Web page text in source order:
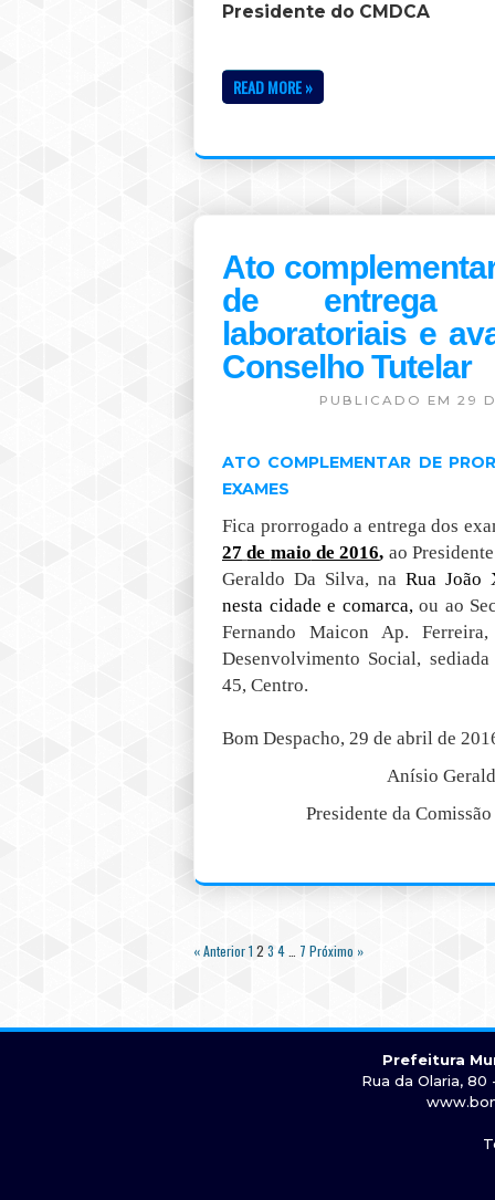
Presidente do CMDCA
READ MORE »
Ato
de entrega
laboratoriais e
Conselho Tutelar
PUBLICADO EM 29
ATO COMPLEMENTAR DE
EXAMES
Fica prorrogado a entrega dos
27 de maio de 2016, ao
Geraldo Da Silva, na Rua João
nesta cidade e comarca,ou ao
Fernando Maicon Ap.
Desenvolvimento Social,
45, Centro.
Bom Despacho, 29 de abril de
Anísio
Presidente da
« Anterior1 2 3 4 7 Próximo »
Prefeitura
Rua da Olaria,